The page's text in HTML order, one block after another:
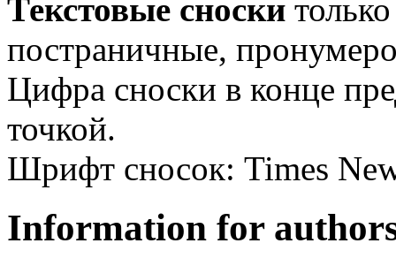
Текстовые сноски
постраничные,
Цифра сноски в конце
точкой.
Шрифт сносок: Times
Information for